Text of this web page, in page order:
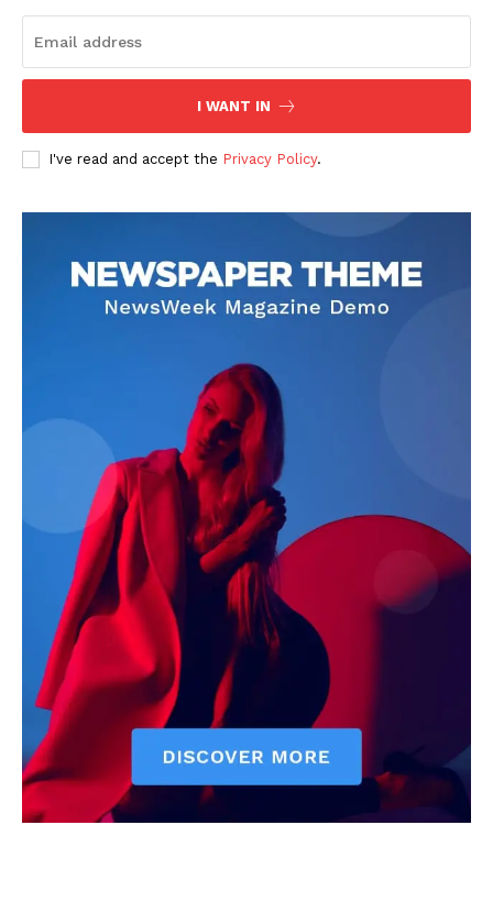
DOWNLOAD NOW
AIN NEWS 1
Contact Us
About Us
Privacy Policy
Terms of Use Agreement
Facebook
X WhatsApp
Share
I WANT IN
I've read and accept the Privacy Policy.